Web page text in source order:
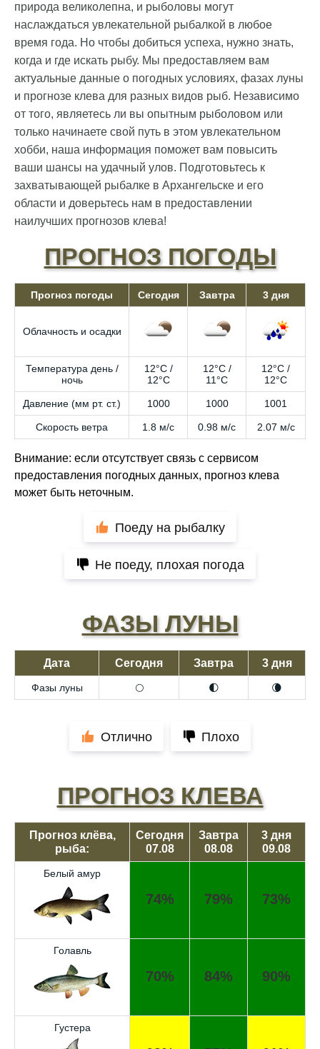
природа великолепна, и рыболовы могут
наслаждаться увлекательной рыбалкой в любое
время года. Но чтобы добиться успеха, нужно знать,
когда и где искать рыбу. Мы предоставляем вам
актуальные данные о погодных условиях, фазах луны
и прогнозе клева для разных видов рыб. Независимо
от того, являетесь ли вы опытным рыболовом или
только начинаете свой путь в этом увлекательном
хобби, наша информация поможет вам повысить
ваши шансы на удачный улов. Подготовьтесь к
захватывающей рыбалке в Архангельске и его
области и доверьтесь нам в предоставлении
наилучших прогнозов клева!
ПРОГНОЗ ПОГОДЫ
Прогноз погоды Сегодня Завтра 3 дня
Облачность и осадки
Температура день /
ночь
12°C /
12°C
12°C /
11°C
12°C /
12°C
Давление (мм рт. ст.) 1000 1000 1001
Скорость ветра 1.8 м/с 0.98 м/с 2.07 м/с
Внимание: если отсутствует связь с сервисом
предоставления погодных данных, прогноз клева
может быть неточным.
Поеду на рыбалку
Не поеду, плохая погода
ФАЗЫ ЛУНЫ
Дата Сегодня Завтра 3 дня
Фазы луны 🌕 🌓 🌘
Отлично Плохо
ПРОГНОЗ КЛЕВА
Прогноз клёва,
рыба:
Сегодня
07.08
Завтра
08.08
3 дня
09.08
Белый амур
74% 79% 73%
Голавль
70% 84% 90%
Густера